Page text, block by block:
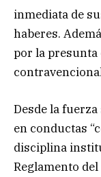
inmediata de
haberes.
por la
Desde la
en conductas
disciplina
Reglamento